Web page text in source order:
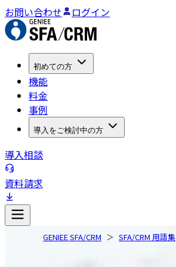
お問い合わせ ログイン
初めての方
機能
料金
事例
導入をご検討中の方
導入相談
資料請求
GENIEE SFA/CRM SFA/CRM 用語集